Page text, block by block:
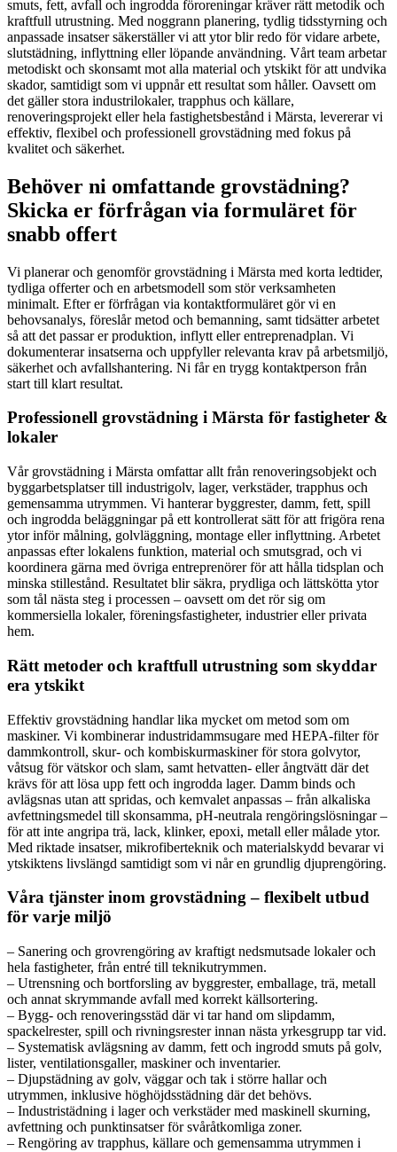
smuts, fett, avfall och ingrodda föroreningar kräver rätt metodik och
kraftfull utrustning. Med noggrann planering, tydlig tidsstyrning och
anpassade insatser säkerställer vi att ytor blir redo för vidare arbete,
slutstädning, inflyttning eller löpande användning. Vårt team arbetar
metodiskt och skonsamt mot alla material och ytskikt för att undvika
skador, samtidigt som vi uppnår ett resultat som håller. Oavsett om
det gäller stora industrilokaler, trapphus och källare,
renoveringsprojekt eller hela fastighetsbestånd i Märsta, levererar vi
effektiv, flexibel och professionell grovstädning med fokus på
kvalitet och säkerhet.
Behöver ni omfattande grovstädning?
Skicka er förfrågan via formuläret för
snabb offert
Vi planerar och genomför grovstädning i Märsta med korta ledtider,
tydliga offerter och en arbetsmodell som stör verksamheten
minimalt. Efter er förfrågan via kontaktformuläret gör vi en
behovsanalys, föreslår metod och bemanning, samt tidsätter arbetet
så att det passar er produktion, inflytt eller entreprenadplan. Vi
dokumenterar insatserna och uppfyller relevanta krav på arbetsmiljö,
säkerhet och avfallshantering. Ni får en trygg kontaktperson från
start till klart resultat.
Professionell grovstädning i Märsta för fastigheter &
lokaler
Vår grovstädning i Märsta omfattar allt från renoveringsobjekt och
byggarbetsplatser till industrigolv, lager, verkstäder, trapphus och
gemensamma utrymmen. Vi hanterar byggrester, damm, fett, spill
och ingrodda beläggningar på ett kontrollerat sätt för att frigöra rena
ytor inför målning, golvläggning, montage eller inflyttning. Arbetet
anpassas efter lokalens funktion, material och smutsgrad, och vi
koordinera gärna med övriga entreprenörer för att hålla tidsplan och
minska stillestånd. Resultatet blir säkra, prydliga och lättskötta ytor
som tål nästa steg i processen – oavsett om det rör sig om
kommersiella lokaler, föreningsfastigheter, industrier eller privata
hem.
Rätt metoder och kraftfull utrustning som skyddar
era ytskikt
Effektiv grovstädning handlar lika mycket om metod som om
maskiner. Vi kombinerar industridammsugare med HEPA-filter för
dammkontroll, skur- och kombiskurmaskiner för stora golvytor,
våtsug för vätskor och slam, samt hetvatten- eller ångtvätt där det
krävs för att lösa upp fett och ingrodda lager. Damm binds och
avlägsnas utan att spridas, och kemvalet anpassas – från alkaliska
avfettningsmedel till skonsamma, pH-neutrala rengöringslösningar –
för att inte angripa trä, lack, klinker, epoxi, metall eller målade ytor.
Med riktade insatser, mikrofiberteknik och materialskydd bevarar vi
ytskiktens livslängd samtidigt som vi når en grundlig djuprengöring.
Våra tjänster inom grovstädning – flexibelt utbud
för varje miljö
– Sanering och grovrengöring av kraftigt nedsmutsade lokaler och
hela fastigheter, från entré till teknikutrymmen.
– Utrensning och bortforsling av byggrester, emballage, trä, metall
och annat skrymmande avfall med korrekt källsortering.
– Bygg- och renoveringsstäd där vi tar hand om slipdamm,
spackelrester, spill och rivningsrester innan nästa yrkesgrupp tar vid.
– Systematisk avlägsning av damm, fett och ingrodd smuts på golv,
lister, ventilationsgaller, maskiner och inventarier.
– Djupstädning av golv, väggar och tak i större hallar och
utrymmen, inklusive höghöjdsstädning där det behövs.
– Industristädning i lager och verkstäder med maskinell skurning,
avfettning och punktinsatser för svåråtkomliga zoner.
– Rengöring av trapphus, källare och gemensamma utrymmen i